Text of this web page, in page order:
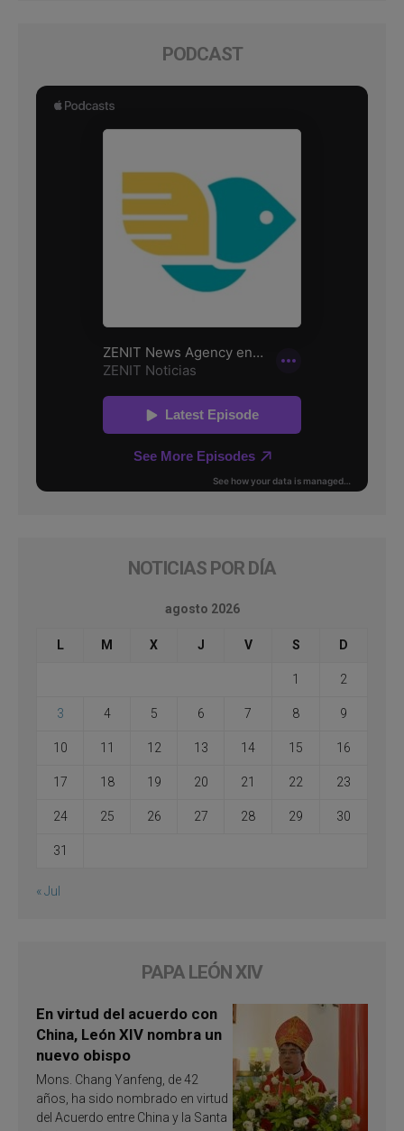
PODCAST
NOTICIAS POR DÍA
agosto 2026
L M X J V S D
1 2
3 4 5 6 7 8 9
10 11 12 13 14 15 16
17 18 19 20 21 22 23
24 25 26 27 28 29 30
31
« Jul
PAPA LEÓN XIV
En virtud del acuerdo con
China, León XIV nombra un
nuevo obispo
Mons. Chang Yanfeng, de 42
años, ha sido nombrado en virtud
del Acuerdo entre China y la Santa